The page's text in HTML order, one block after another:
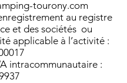
tourony.com
au registre
et des sociétés ou
applicable à l’activité :
intracommunautaire :